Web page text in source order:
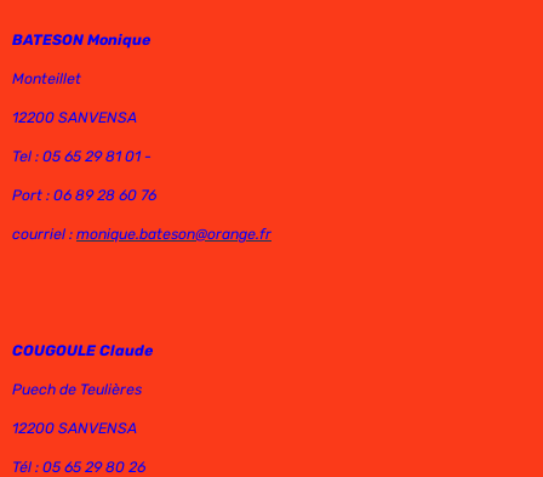
BATESON Monique
Monteillet
12200 SANVENSA
Tel : 05 65 29 81 01 -
Port : 06 89 28 60 76
courriel : monique.bateson@orange.fr
COUGOULE Claude
Puech de Teulières
12200 SANVENSA
Tél : 05 65 29 80 26